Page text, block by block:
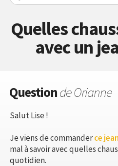
Quelles
avec un
Questionde Orianne
Salut Lise !
Je viens de commanderce
mal à savoir avec quelles
quotidien.